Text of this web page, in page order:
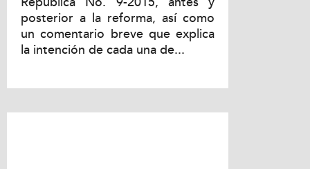
posterior a la reforma, así como
un comentario breve que explica
la intención de cada una de...